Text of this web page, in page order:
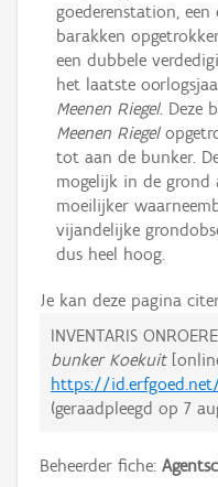
goederenstation,
barakken
een dubbele
het laatste
Meenen Riegel. Deze
Meenen Riegel
tot aan de bunker.
mogelijk in de grond
moeilijker
vijandelijke
dus heel hoog.
Je kan deze pagina
INVENTARIS
bunker Koekuit
https://
(geraadpleegd op 7
Beheerder fiche: